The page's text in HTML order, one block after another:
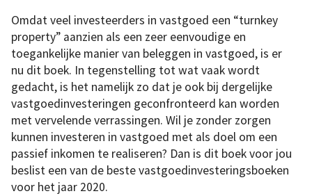
Omdat veel investeerders in vastgoed een “turnkey
property” aanzien als een zeer eenvoudige en
toegankelijke manier van beleggen in vastgoed, is er
nu dit boek. In tegenstelling tot wat vaak wordt
gedacht, is het namelijk zo dat je ook bij dergelijke
vastgoedinvesteringen geconfronteerd kan worden
met vervelende verrassingen. Wil je zonder zorgen
kunnen investeren in vastgoed met als doel om een
passief inkomen te realiseren? Dan is dit boek voor jou
beslist een van de beste vastgoedinvesteringsboeken
voor het jaar 2020.